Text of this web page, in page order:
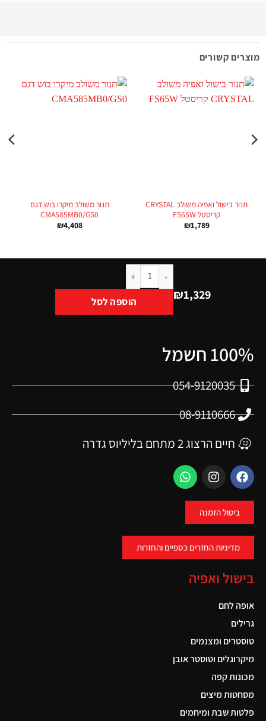
מוצרים קשורים
תנור בישול ואפיה משולב CRYSTAL
קריסטל FS65W
₪1,789
תנור משולב מיקרו בוש דגם
CMA585MB0/GS0
₪4,408
₪1,329 הוספה לסל
100% חשמל
054-9120035
08-9110666
חיים הרצוג 2 מתחם בליליוס גדרה
ביטול הזמנה
מדיניות החזרים כספיים והחזרות
בישול ואפיה
אופה לחם
גרילים
טוסטרים ומצנמים
מיקרוגלים וטוסטר אובן
מכונות קפה
מסחטות מיצים
פלטות שבת ומיחמים